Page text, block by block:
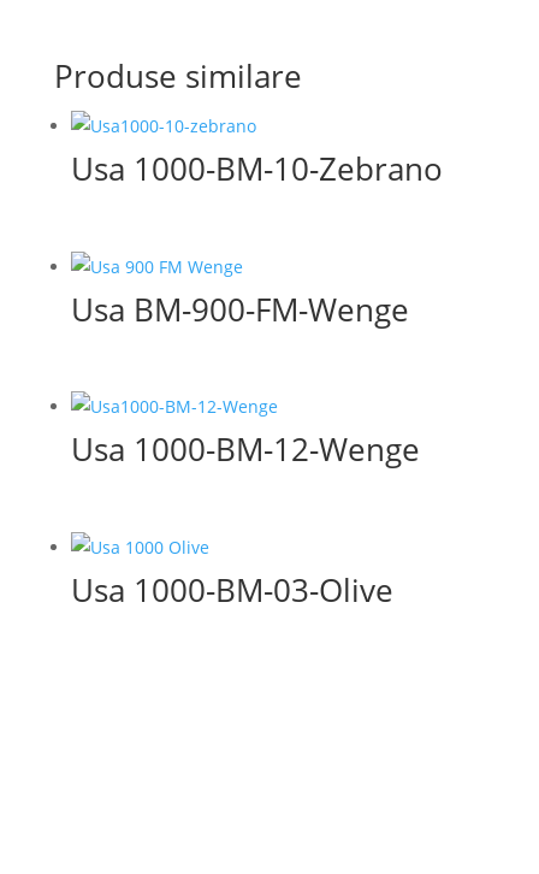
Produse similare
Usa 1000-BM-10-Zebrano
Usa BM-900-FM-Wenge
Usa 1000-BM-12-Wenge
Usa 1000-BM-03-Olive